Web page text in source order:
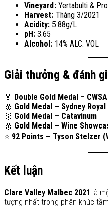
Vineyard: Yertabulti &
Harvest: Tháng 3/2021
Acidity: 5.88g/L
pH: 3.65
Alcohol: 14% ALC. VOL
Giải thưởng & đánh
🏅 Double Gold Medal – CWSA
🥇 Gold Medal – Sydney
🥇 Gold Medal – Catavinum
🥇 Gold Medal – Wine
⭐ 92 Points – Tyson Stelzer
Kết luận
Clare Valley Malbec 2021 là
tượng nhất trong phân khúc